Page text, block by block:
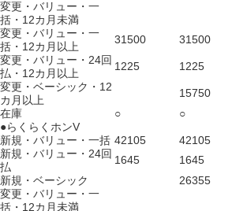
変更・バリュー・一
括・12カ月未満
変更・バリュー・一
括・12カ月以上
31500 31500
変更・バリュー・24回
払・12カ月以上
1225 1225
変更・ベーシック・12
カ月以上
15750
在庫
○ ○
●らくらくホンV
新規・バリュー・一括 42105 42105
新規・バリュー・24回
払
1645 1645
新規・ベーシック
26355
変更・バリュー・一
括・12カ月未満